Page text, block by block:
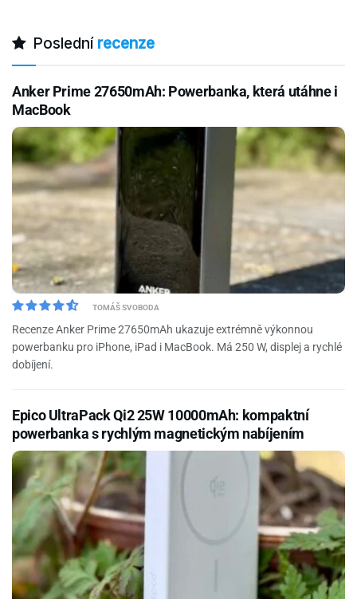
Poslední recenze
Anker Prime 27650mAh: Powerbanka, která utáhne i
MacBook
TOMÁŠ SVOBODA
Recenze Anker Prime 27650mAh ukazuje extrémně výkonnou
powerbanku pro iPhone, iPad i MacBook. Má 250 W, displej a rychlé
dobíjení.
Epico UltraPack Qi2 25W 10000mAh: kompaktní
powerbanka s rychlým magnetickým nabíjením